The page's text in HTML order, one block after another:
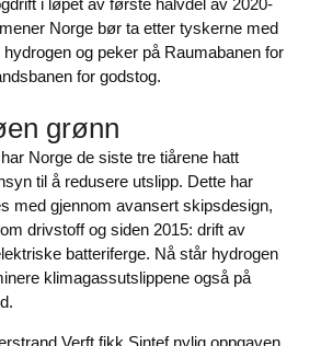
i løpet av første halvdel av 2020-
Norge bør ta etter tyskerne med
og peker på Raumabanen for
for godstog.
grønn
Norge de siste tre tiårene hatt
til å redusere utslipp. Dette har
med gjennom avansert skipsdesign,
drivstoff og siden 2015: drift av
batteriferge. Nå står hydrogen
klimagassutslippene også på